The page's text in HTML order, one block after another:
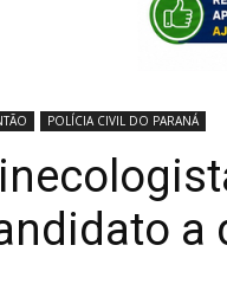
POLÍCIA CIVIL DO PARANÁ
a